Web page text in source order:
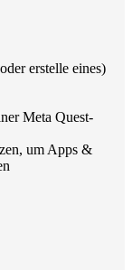
erstelle eines)
Meta Quest-
um Apps &